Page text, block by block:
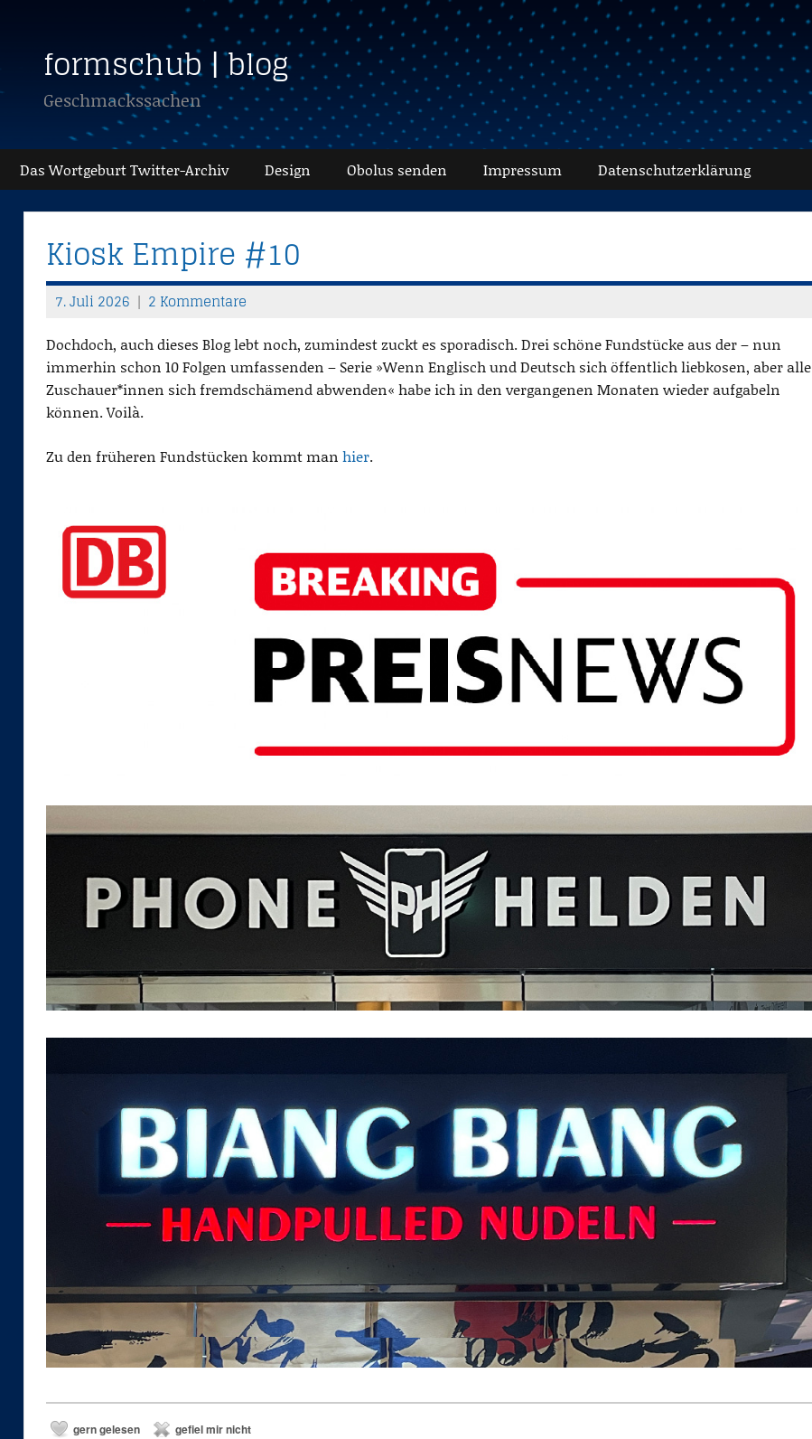
springenformschub | blog
Geschmackssachen
Das Wortgeburt Twitter-Archiv Design Obolus senden Impressum Datenschutz­erklärung
Kiosk Empire #10
7. Juli 2026
T
h
o
m
a
2 Kommentare
Dochdoch, auch dieses Blog lebt noch, zumindest zuckt es sporadisch. Drei schöne Fundstücke aus der – nun
immerhin schon 10 Folgen umfassenden – Serie »Wenn Englisch und Deutsch sich öffentlich liebkosen, aber alle
Zuschauer*innen sich fremdschämend abwenden« habe ich in den vergangenen Monaten wieder aufgabeln
können. Voilà.
Zu den früheren Fundstücken kommt man hier.
gern gelesen gefiel mir nicht